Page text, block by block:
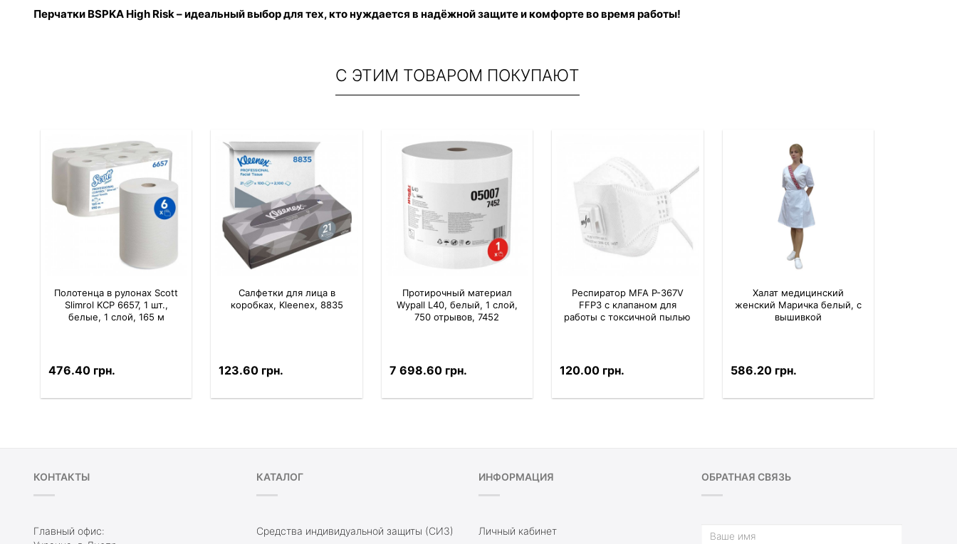
Перчатки BSPKA High Risk – идеальный выбор для тех, кто нуждается в надёжной защите и комфорте во время работы!
С ЭТИМ ТОВАРОМ ПОКУПАЮТ
Полотенца в рулонах Scott
Slimrol KCP 6657, 1 шт.,
белые, 1 слой, 165 м
476.40 грн.
Салфетки для лица в
коробках, Kleenex, 8835
123.60 грн.
Протирочный материал
Wypall L40, белый, 1 слой,
750 отрывов, 7452
7 698.60 грн.
Респиратор MFA P-367V
FFP3 с клапаном для
работы с токсичной пылью
120.00 грн.
Халат медицинский
женский Маричка белый, с
вышивкой
586.20 грн.
КОНТАКТЫ
Главный офис:
КАТАЛОГ
Средства индивидуальной защиты (СИЗ)
ИНФОРМАЦИЯ
Личный кабинет
ОБРАТНАЯ СВЯЗЬ